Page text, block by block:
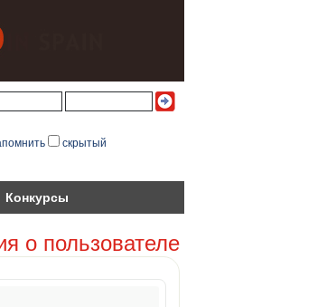
скрытый
Конкурсы
о пользователе